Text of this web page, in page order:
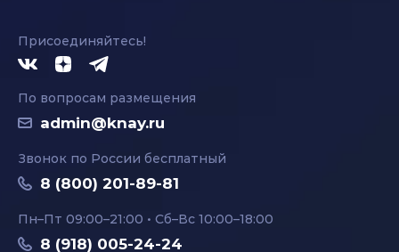
Присоединяйтесь!
По вопросам размещения
admin@knay.ru
Звонок по России бесплатный
8 (800) 201-89-81
Пн–Пт 09:00–21:00 • Сб–Вс 10:00–18:00
8 (918) 005-24-24